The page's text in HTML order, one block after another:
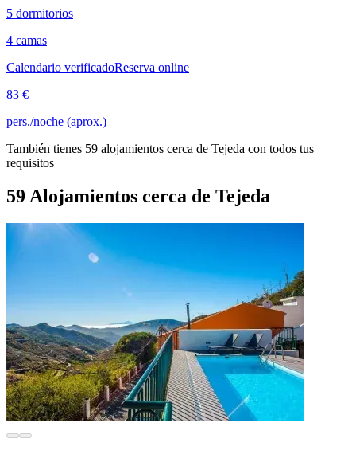
5 dormitorios
4 camas
Calendario verificadoReserva online
83 €
pers./noche (aprox.)
También tienes 59 alojamientos cerca de Tejeda con todos tus
requisitos
59 Alojamientos cerca de Tejeda